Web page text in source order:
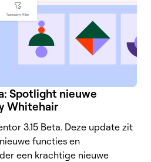
Spotlight nieuwe
Whitehair
3.15 Beta. Deze update zit
functies en
een krachtige nieuwe